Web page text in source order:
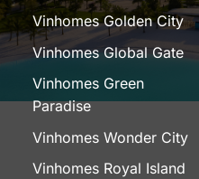
Vinhomes Golden City
Vinhomes Global Gate
Vinhomes Green
Paradise
Vinhomes Wonder City
Vinhomes Royal Island